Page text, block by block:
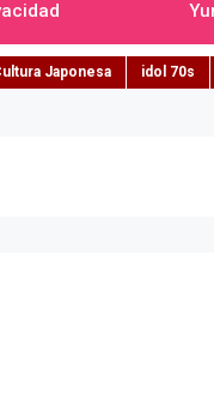
Japonesa idol 70s